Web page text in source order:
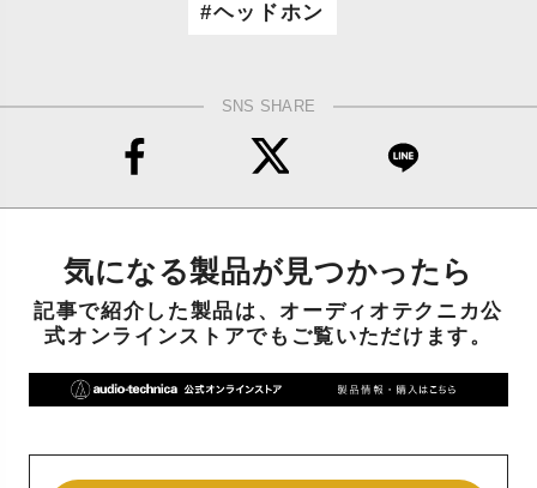
ヘッドホン
SNS SHARE
気になる製品が見つかったら
記事で紹介した製品は、オーディオテクニカ公
式オンラインストアでもご覧いただけます。